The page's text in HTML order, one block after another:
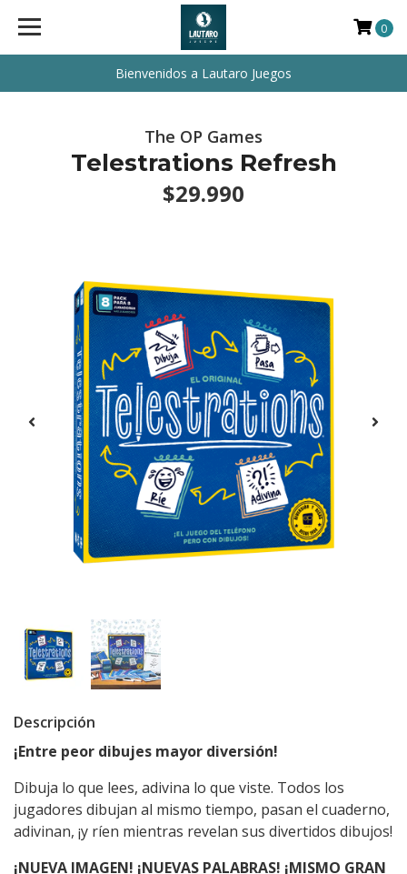
Bienvenidos a Lautaro Juegos
0
The OP Games
Telestrations Refresh
$29.990
Descripción
¡Entre peor dibujes mayor diversión!
Dibuja lo que lees, adivina lo que viste. Todos los
jugadores dibujan al mismo tiempo, pasan el cuaderno,
adivinan, ¡y ríen mientras revelan sus divertidos dibujos!
¡NUEVA IMAGEN! ¡NUEVAS PALABRAS! ¡MISMO GRAN